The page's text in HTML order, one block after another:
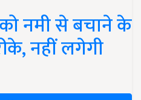
नमी से बचाने के
नहीं लगेगी